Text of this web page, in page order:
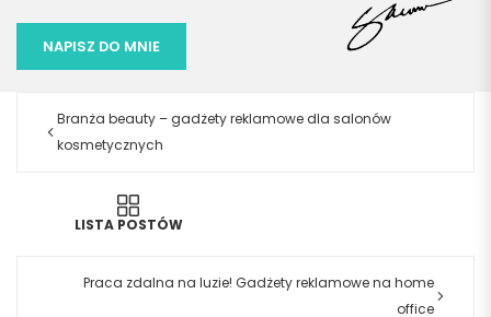
NAPISZ DO MNIE
Branża beauty – gadżety reklamowe dla salonów
kosmetycznych
LISTA POSTÓW
Praca zdalna na luzie! Gadżety reklamowe na home
office